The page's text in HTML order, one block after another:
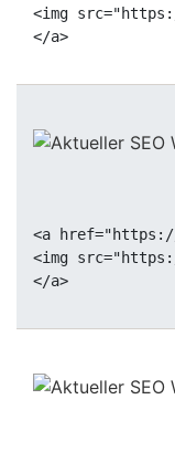
<img
<a href="https://
<img